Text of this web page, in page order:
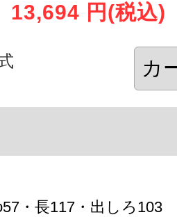
13,694 円 (税込)
・長117・出しろ103